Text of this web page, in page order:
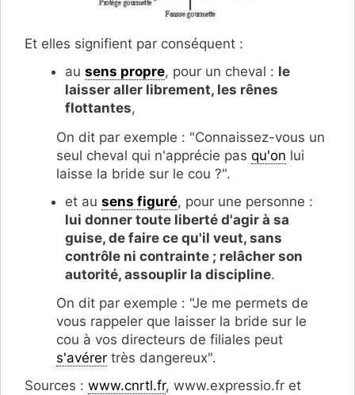
Et elles signifient par conséquent :
au sens propre, pour un cheval : le
laisser aller librement, les rênes
flottantes,
On dit par exemple : "Connaissez-vous un
seul cheval qui n'apprécie pas qu'on lui
laisse la bride sur le cou ?".
et au sens figuré, pour une personne :
lui donner toute liberté d'agir à sa
guise, de faire ce qu'il veut, sans
contrôle ni contrainte ; relâcher son
autorité, assouplir la discipline.
On dit par exemple : "Je me permets de
vous rappeler que laisser la bride sur le
cou à vos directeurs de filiales peut
s'avérer très dangereux".
Sources : www.cnrtl.fr, www.expressio.fr et